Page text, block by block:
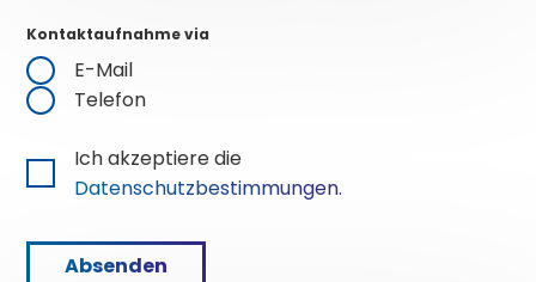
Kontaktaufnahme via
E-Mail
Telefon
Ich akzeptiere die
Datenschutzbestimmungen.
Absenden